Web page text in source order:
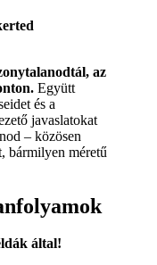
az
Együtt
és a
javaslatokat
– közösen
bármilyen méretű
által!